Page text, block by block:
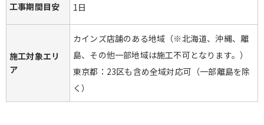
工事期間目安 1日
施工対象エリ
ア
カインズ店舗のある地域（※北海道、沖縄、離
島、その他一部地域は施工不可となります。）
東京都：23区も含め全域対応可（一部離島を除
く）